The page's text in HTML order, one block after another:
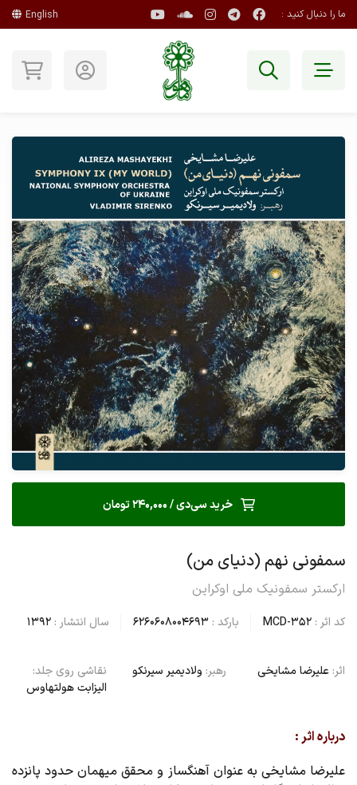
ما را دنبال کنید : English
خرید سی‌دی / 240,000 تومان
سمفونی نهم (دنیای من)
ارکستر سمفونیک ملی اوکراین
کد اثر : MCD-352 بارکد : 6260608004693 سال انتشار : 1392
اثر: علیرضا مشایخی رهبر: ولادیمیر سیرنکو
نقاشی روی جلد:
الیزابت هولتهاوس
درباره اثر :
علیرضا مشایخی به عنوان آهنگساز و محقق میهمان حدود پانزده